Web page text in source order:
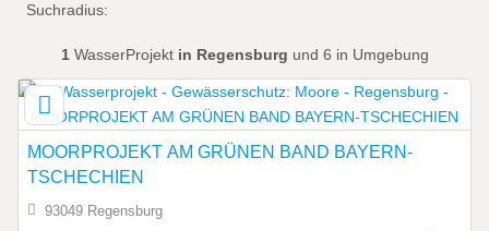
Suchradius:
1WasserProjekt in Regensburg und 6 in Umgebung
MOORPROJEKT AM GRÜNEN BAND BAYERN-
TSCHECHIEN
93049 Regensburg